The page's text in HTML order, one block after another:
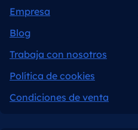
Empresa
Blog
Trabaja con nosotros
Política de cookies
Condiciones de venta